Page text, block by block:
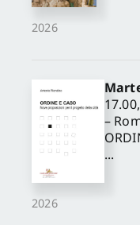
2026
2026
–
...